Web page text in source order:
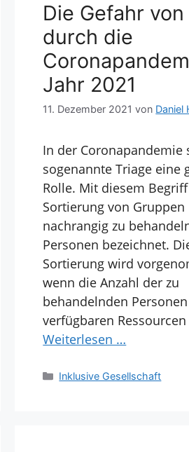
Die Gefahr
durch die
Jahr 2021
11. Dezember 2021 von Daniel
In der Coronapandemie
sogenannte Triage eine
Rolle. Mit diesem
Sortierung von Gruppen
nachrangig zu
Personen bezeichnet.
Sortierung wird
wenn die Anzahl der zu
behandelnden
verfügbaren
Weiterlesen …
Kategorien
Inklusive Gesellschaft